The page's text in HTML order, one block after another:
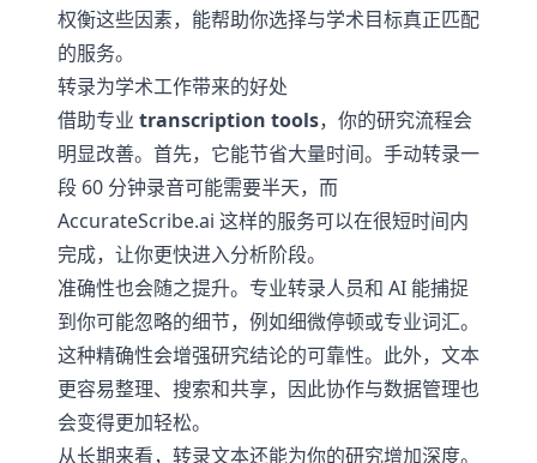
权衡这些因素，能帮助你选择与学术目标真正匹配
的服务。
转录为学术工作带来的好处
借助专业 transcription tools，你的研究流程会
明显改善。首先，它能节省大量时间。手动转录一
段 60 分钟录音可能需要半天，而
AccurateScribe.ai 这样的服务可以在很短时间内
完成，让你更快进入分析阶段。
准确性也会随之提升。专业转录人员和 AI 能捕捉
到你可能忽略的细节，例如细微停顿或专业词汇。
这种精确性会增强研究结论的可靠性。此外，文本
更容易整理、搜索和共享，因此协作与数据管理也
会变得更加轻松。
从长期来看，转录文本还能为你的研究增加深度。